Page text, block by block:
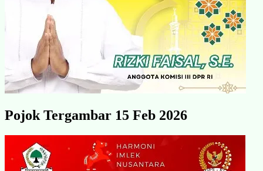
Pojok Tergambar 15 Feb 2026